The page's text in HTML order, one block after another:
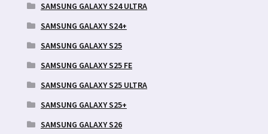
SAMSUNG GALAXY S24 ULTRA
SAMSUNG GALAXY S24+
SAMSUNG GALAXY S25
SAMSUNG GALAXY S25 FE
SAMSUNG GALAXY S25 ULTRA
SAMSUNG GALAXY S25+
SAMSUNG GALAXY S26